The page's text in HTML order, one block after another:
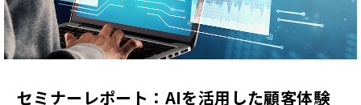
セミナーレポート：AIを活用した顧客体験